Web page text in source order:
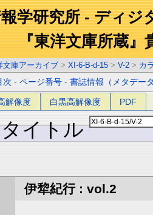
学研究所 - ディジ
『東洋文庫所蔵』
文庫アーカイブ > XI-6-B-d-15 > V-2 > カ
次 -ページ番号 -書誌情報（メタデー
解像度 白黒高解像度 PDF
タイトル
伊犂紀行 : vol.2